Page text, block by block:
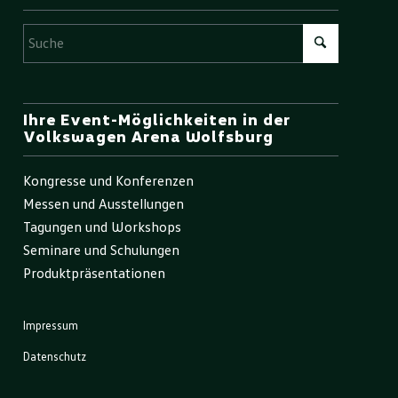
Ihre Event-Möglichkeiten in der
Volkswagen Arena Wolfsburg
Kongresse und Konferenzen
Messen und Ausstellungen
Tagungen und Workshops
Seminare und Schulungen
Produktpräsentationen
Impressum
Datenschutz